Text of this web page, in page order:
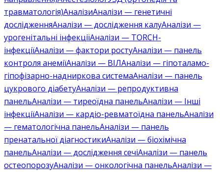
травматологія)АналізиАналізи — генетичні
дослідженняАналізи — дослідження калуАналізи —
урогенітальні інфекціїАналізи — TORCH-
інфекціїАналізи — фактори ростуАналізи — панель
контроля анеміїАналізи — ВІЛАналізи — гіпоталамо-
гіпофізарно-надниркова системаАналізи — панель
цукрового діабетуАналізи — репродуктивна
панельАналізи — тиреоїдна панельАналізи — Інші
інфекціїАналізи — кардіо-ревматоїдна панельАналізи
— гематологічна панельАналізи — панель
пренатальної діагностикиАналізи — біохімічна
панельАналізи — дослідження сечіАналізи — панель
остеопорозуАналізи — онкологічна панельАналізи —